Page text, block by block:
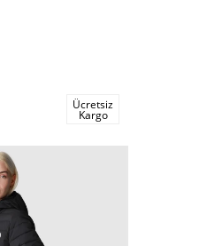
Ücretsiz
Kargo